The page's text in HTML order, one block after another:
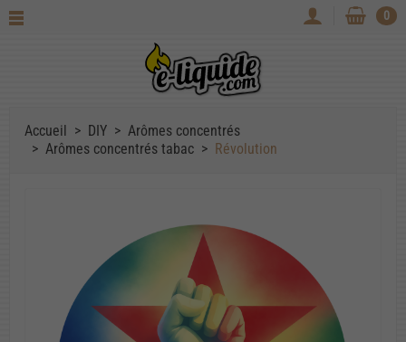
0
Accueil DIY
Arômes concentrés
Arômes concentrés tabac
Révolution